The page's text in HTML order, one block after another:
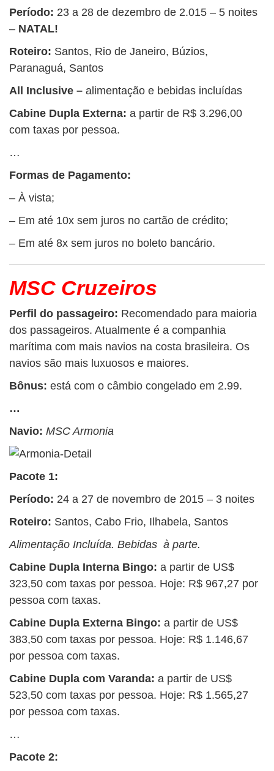
Período: 23 a 28 de dezembro de 2.015 – 5 noites
– NATAL!
Roteiro: Santos, Rio de Janeiro, Búzios,
Paranaguá, Santos
All Inclusive – alimentação e bebidas incluídas
Cabine Dupla Externa: a partir de R$ 3.296,00
com taxas por pessoa.
…
Formas de Pagamento:
– À vista;
– Em até 10x sem juros no cartão de crédito;
– Em até 8x sem juros no boleto bancário.
MSC Cruzeiros
Perfil do passageiro: Recomendado para maioria
dos passageiros. Atualmente é a companhia
marítima com mais navios na costa brasileira. Os
navios são mais luxuosos e maiores.
Bônus: está com o câmbio congelado em 2.99.
…
Navio: MSC Armonia
Pacote 1:
Período: 24 a 27 de novembro de 2015 – 3 noites
Roteiro: Santos, Cabo Frio, Ilhabela, Santos
Alimentação Incluída. Bebidas à parte.
Cabine Dupla Interna Bingo: a partir de US$
323,50 com taxas por pessoa. Hoje: R$ 967,27 por
pessoa com taxas.
Cabine Dupla Externa Bingo: a partir de US$
383,50 com taxas por pessoa. Hoje: R$ 1.146,67
por pessoa com taxas.
Cabine Dupla com Varanda: a partir de US$
523,50 com taxas por pessoa. Hoje: R$ 1.565,27
por pessoa com taxas.
…
Pacote 2: